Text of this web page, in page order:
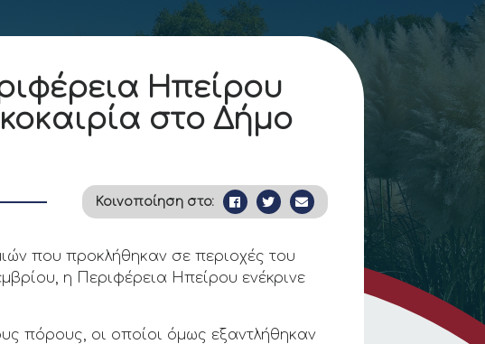
Ηπείρου
στο Δήμο
Κοινοποίηση στο:
που προκλήθηκαν σε περιοχές του
η Περιφέρεια Ηπείρου ενέκρινε
πόρους, οι οποίοι όμως εξαντλήθηκαν